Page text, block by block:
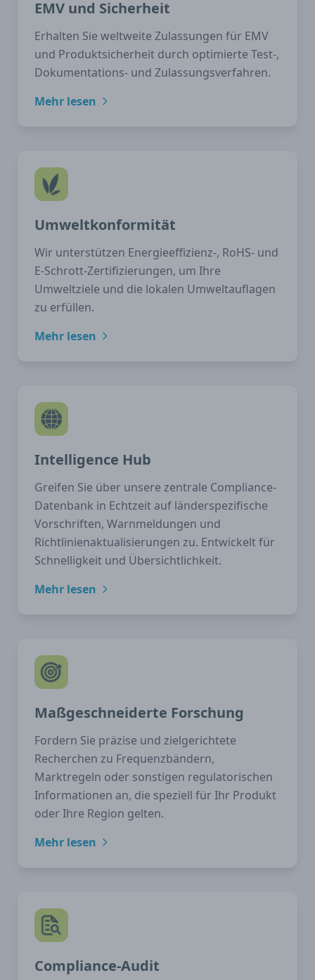
EMV und Sicherheit
Erhalten Sie weltweite Zulassungen für EMV
und Produktsicherheit durch optimierte Test-,
Dokumentations- und Zulassungsverfahren.
Mehr lesen
Umweltkonformität
Wir unterstützen Energieeffizienz-, RoHS- und
E-Schrott-Zertifizierungen, um Ihre
Umweltziele und die lokalen Umweltauflagen
zu erfüllen.
Mehr lesen
Intelligence Hub
Greifen Sie über unsere zentrale Compliance-
Datenbank in Echtzeit auf länderspezifische
Vorschriften, Warnmeldungen und
Richtlinienaktualisierungen zu. Entwickelt für
Schnelligkeit und Übersichtlichkeit.
Mehr lesen
Maßgeschneiderte Forschung
Fordern Sie präzise und zielgerichtete
Recherchen zu Frequenzbändern,
Marktregeln oder sonstigen regulatorischen
Informationen an, die speziell für Ihr Produkt
oder Ihre Region gelten.
Mehr lesen
Compliance-Audit